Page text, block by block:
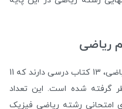
ریاضی
دانش‌آموزان در پایه دوازدهم رشته ریاضی، 13 کتاب درسی دارند که 11
گرفته شده است. این تعداد
رشته ریاضی فیزیک